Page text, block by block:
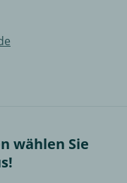
wählen Sie